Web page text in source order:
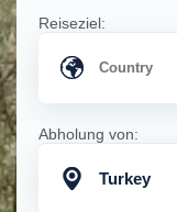
Reiseziel:
Abholung von:
Turkey